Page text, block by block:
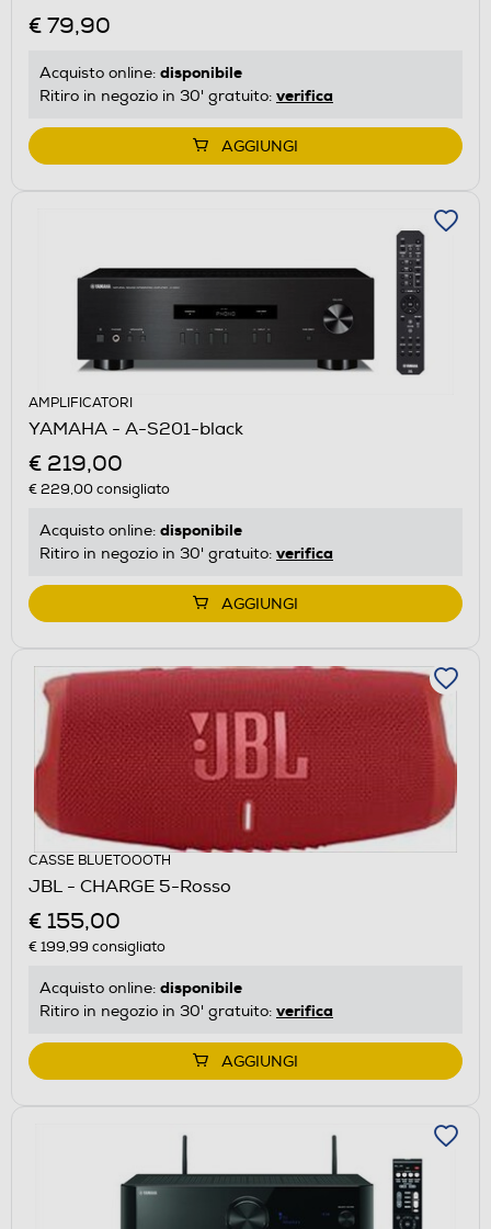
€ 79,90
Acquisto online: disponibile
Ritiro in negozio in 30' gratuito: verifica
AGGIUNGI
AMPLIFICATORI
YAMAHA - A-S201-black
€ 219,00
€ 229,00consigliato
Acquisto online: disponibile
Ritiro in negozio in 30' gratuito: verifica
AGGIUNGI
CASSE BLUETOOOTH
JBL - CHARGE 5-Rosso
€ 155,00
€ 199,99 consigliato
Acquisto online: disponibile
Ritiro in negozio in 30' gratuito: verifica
AGGIUNGI